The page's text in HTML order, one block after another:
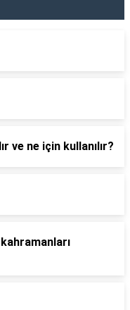
ve ne için kullanılır?